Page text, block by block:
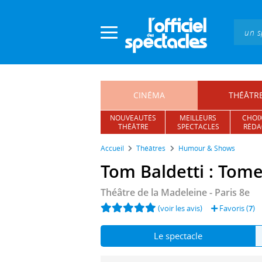
CINÉMA
NOUVEAUTÉS
THÉÂTRE
MEILLEURS
SPECTACLES
Accueil Théâtres Humour & Shows
Tom Baldetti :
Théâtre de la Madeleine- Paris 8e
(voir les avis) Favoris (7)
Le spectacle